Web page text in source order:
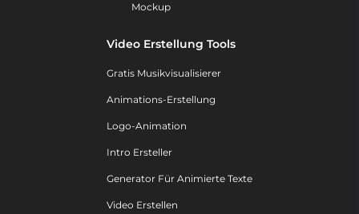
Mockup
Video Erstellung Tools
Gratis Musikvisualisierer
Animations-Erstellung
Logo-Animation
Intro Ersteller
Generator Für Animierte Texte
Video Erstellen